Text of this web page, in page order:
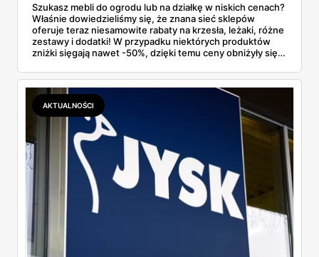
Szukasz mebli do ogrodu lub na działkę w niskich cenach?
Właśnie dowiedzieliśmy się, że znana sieć sklepów
oferuje teraz niesamowite rabaty na krzesła, leżaki, różne
zestawy i dodatki! W przypadku niektórych produktów
zniżki sięgają nawet -50%, dzięki temu ceny obniżyły się o
jakie artykuły warto zwrócić uwagę? Przeczytaj nasz
krótki artykuł i dowiedz się!
AKTUALNOŚCI